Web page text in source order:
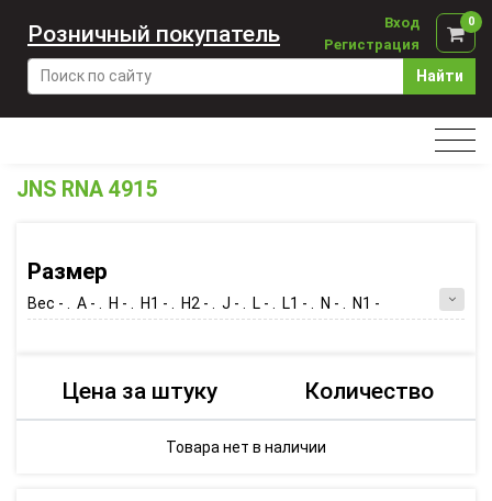
Найти
Вход
Регистрация
0
Розничный покупатель
JNS RNA 4915
Размер
Вес - . A - . H - . H1 - . H2 - . J - . L - . L1 - . N - . N1 -
Цена за штуку Количество
Товара нет в наличии